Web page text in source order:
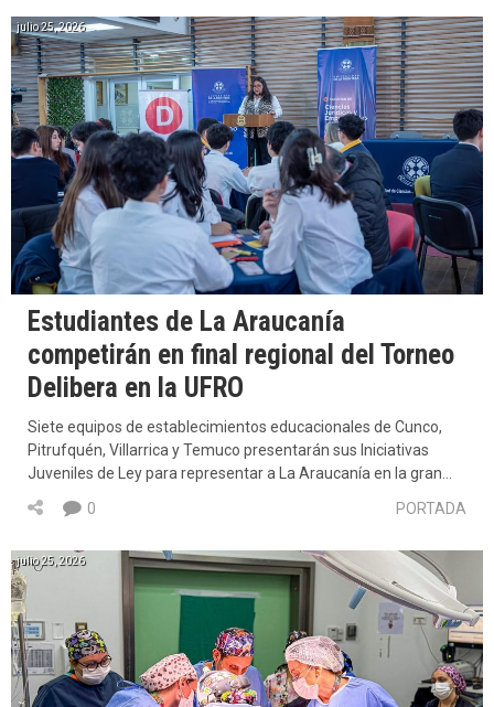
julio 25, 2026
Estudiantes de La Araucanía
competirán en final regional del Torneo
Delibera en la UFRO
Siete equipos de establecimientos educacionales de Cunco,
Pitrufquén, Villarrica y Temuco presentarán sus Iniciativas
Juveniles de Ley para representar a La Araucanía en la gran…
PORTADA
0
julio 25, 2026